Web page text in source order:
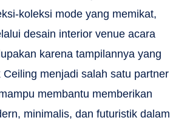
koleksi mode yang memikat,
desain interior venue acara
karena tampilannya yang
Ceiling menjadi salah satu partner
membantu memberikan
minimalis, dan futuristik dalam